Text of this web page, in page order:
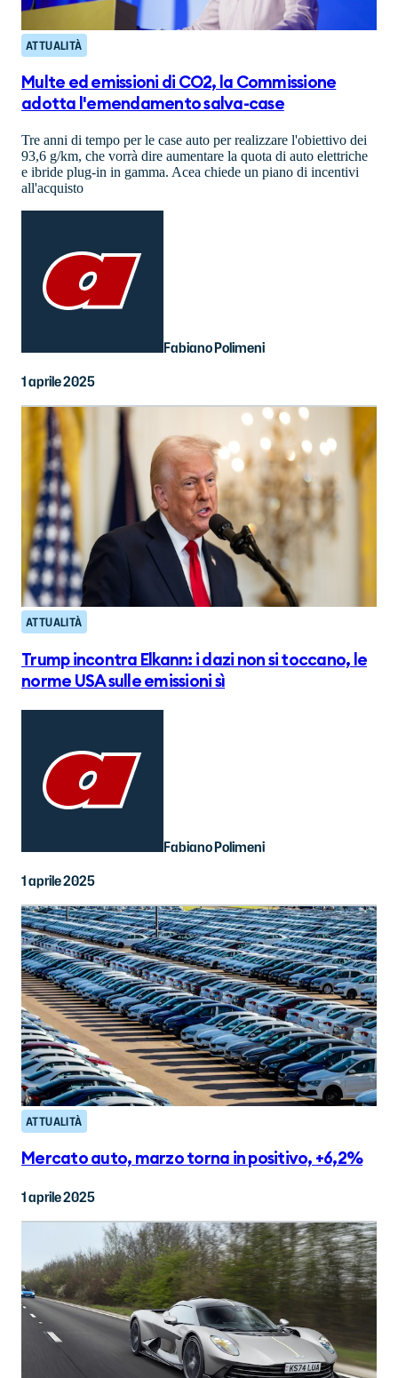
ATTUALITÀ
Multe ed emissioni di CO2, la Commissione
adotta l'emendamento salva-case
Tre anni di tempo per le case auto per realizzare l'obiettivo dei
93,6 g/km, che vorrà dire aumentare la quota di auto elettriche
e ibride plug-in in gamma. Acea chiede un piano di incentivi
all'acquisto
Fabiano Polimeni
1 aprile 2025
ATTUALITÀ
Trump incontra Elkann: i dazi non si toccano, le
norme USA sulle emissioni sì
Fabiano Polimeni
1 aprile 2025
ATTUALITÀ
Mercato auto, marzo torna in positivo, +6,2%
1 aprile 2025